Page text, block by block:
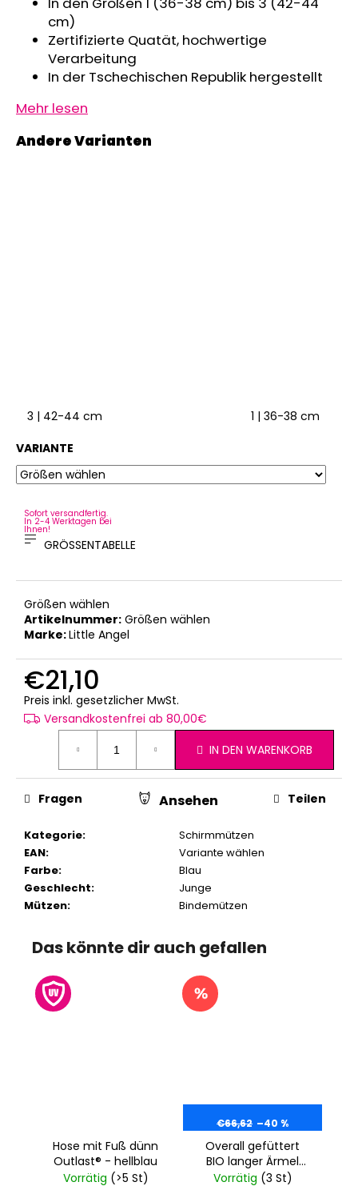
cm)
Zertifizierte Quatät, hochwertige
Verarbeitung
In der Tschechischen Republik hergestellt
Mehr lesen
3 | 42-44 cm 1 | 36-38 cm
VARIANTE
Sofort versandfertig.
In 2-4 Werktagen bei
Ihnen!
GRÖSSENTABELLE
Größen wählen
Artikelnummer: Größen wählen
Marke:Little Angel
€21,10
Preis inkl. gesetzlicher MwSt.
Versandkostenfrei ab 80,00€
IN DEN WARENKORB
Kategorie:
Schirmmützen
EAN:
Variante wählen
Farbe:
Blau
Geschlecht:
Junge
Mützen: Bindemützen
Fragen Ansehen Teilen
Das könnte dir auch gefallen
Hose mit Fuß dünn
Outlast® - hellblau
Vorrätig (>5 St)
€66,62 –40 %
Overall gefüttert
BIO langer Ärmel
Outlast® - hellblau
Vorrätig (3 St)